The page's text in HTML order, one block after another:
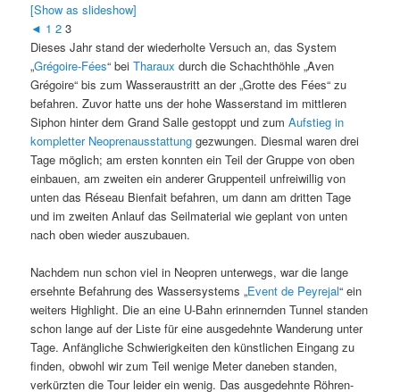
[Show as slideshow]
◄ 1 2 3
Dieses Jahr stand der wiederholte Versuch an, das System
„Grégoire-Fées“ beiTharaux durch die Schachthöhle „Aven
Grégoire“ bis zum Wasseraustritt an der „Grotte des Fées“ zu
befahren. Zuvor hatte uns der hohe Wasserstand im mittleren
Siphon hinter dem Grand Salle gestoppt und zumAufstieg in
kompletter Neoprenausstattung gezwungen. Diesmal waren drei
Tage möglich; am ersten konnten ein Teil der Gruppe von oben
einbauen, am zweiten ein anderer Gruppenteil unfreiwillig von
unten das Réseau Bienfait befahren, um dann am dritten Tage
und im zweiten Anlauf das Seilmaterial wie geplant von unten
nach oben wieder auszubauen.
Nachdem nun schon viel in Neopren unterwegs, war die lange
ersehnte Befahrung des Wassersystems „Event de Peyrejal“ ein
weiters Highlight. Die an eine U-Bahn erinnernden Tunnel standen
schon lange auf der Liste für eine ausgedehnte Wanderung unter
Tage. Anfängliche Schwierigkeiten den künstlichen Eingang zu
finden, obwohl wir zum Teil wenige Meter daneben standen,
verkürzten die Tour leider ein wenig. Das ausgedehnte Röhren-